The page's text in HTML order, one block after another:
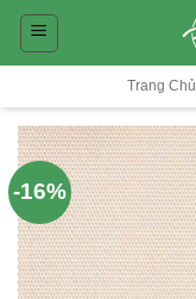
Skip
Trang Chủ
-16%